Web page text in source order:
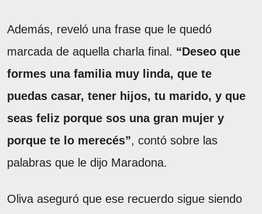
Además, reveló una frase que le quedó
marcada de aquella charla final. “Deseo que
formes una familia muy linda, que te
puedas casar, tener hijos, tu marido, y que
seas feliz porque sos una gran mujer y
porque te lo merecés”, contó sobre las
palabras que le dijo Maradona.
Oliva aseguró que ese recuerdo sigue siendo